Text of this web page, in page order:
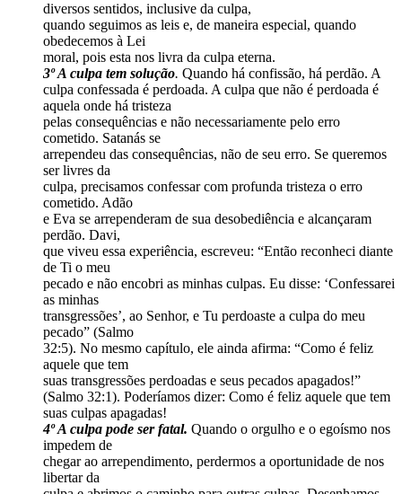
diversos sentidos, inclusive da culpa,
quando seguimos as leis e, de maneira especial, quando
obedecemos à Lei
moral, pois esta nos livra da culpa eterna.
3º A culpa tem solução. Quando há confissão, há perdão. A
culpa confessada é perdoada. A culpa que não é perdoada é
aquela onde há tristeza
pelas consequências e não necessariamente pelo erro
cometido. Satanás se
arrependeu das consequências, não de seu erro. Se queremos
ser livres da
culpa, precisamos confessar com profunda tristeza o erro
cometido. Adão
e Eva se arrependeram de sua desobediência e alcançaram
perdão. Davi,
que viveu essa experiência, escreveu: “Então reconheci diante
de Ti o meu
pecado e não encobri as minhas culpas. Eu disse: ‘Confessarei
as minhas
transgressões’, ao Senhor, e Tu perdoaste a culpa do meu
pecado” (Salmo
32:5). No mesmo capítulo, ele ainda afirma: “Como é feliz
aquele que tem
suas transgressões perdoadas e seus pecados apagados!”
(Salmo 32:1). Poderíamos dizer: Como é feliz aquele que tem
suas culpas apagadas!
4º A culpa pode ser fatal. Quando o orgulho e o egoísmo nos
impedem de
chegar ao arrependimento, perdermos a oportunidade de nos
libertar da